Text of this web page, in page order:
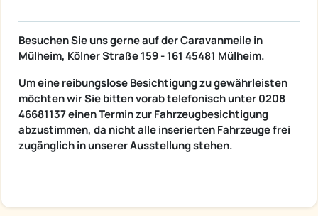
Besuchen Sie uns gerne auf der Caravanmeile in
Mülheim, Kölner Straße 159 - 161 45481 Mülheim.
Um eine reibungslose Besichtigung zu gewährleisten
möchten wir Sie bitten vorab telefonisch unter 0208
46681137 einen Termin zur Fahrzeugbesichtigung
abzustimmen, da nicht alle inserierten Fahrzeuge frei
zugänglich in unserer Ausstellung stehen.